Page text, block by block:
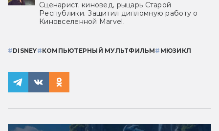
Сценарист, киновед, рыцарь Старой
Республики. Защитил дипломную работу о
Киновселенной Marvel.
#DISNEY#КОМПЬЮТЕРНЫЙ МУЛЬТФИЛЬМ# МЮЗИКЛ